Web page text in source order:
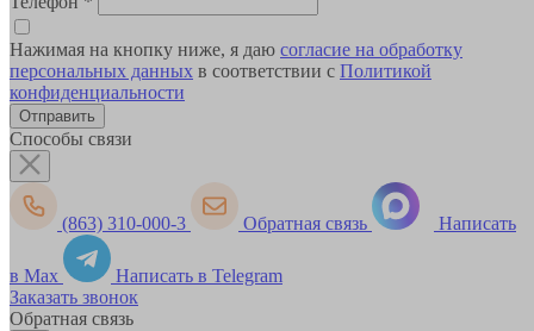
Нажимая на кнопку ниже, я даю согласие на обработку
персональных данных в соответствии с Политикой
конфиденциальности
Способы связи
(863) 310-000-3 Обратная связь Написать
в Max
Написать в Telegram
Заказать звонок
Обратная связь